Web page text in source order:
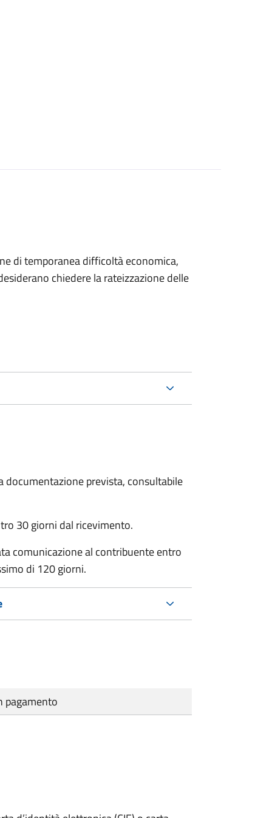
di temporanea difficoltà economica,
chiedere la rateizzazione delle
prevista, consultabile
30 giorni dal ricevimento.
comunicazione al contribuente entro
di 120 giorni.
pagamento